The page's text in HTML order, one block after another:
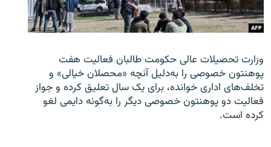
وزارت تحصیلات عالی حکومت طالبان فعالیت هفت
پوهنتون خصوصی را به‌دلیل آنچه «محصلان خیالی» و
تخلف‌های اداری خوانده، برای یک سال تعلیق کرده و جواز
فعالیت دو پوهنتون خصوصی دیگر را به‌گونه دایمی لغو
کرده است.